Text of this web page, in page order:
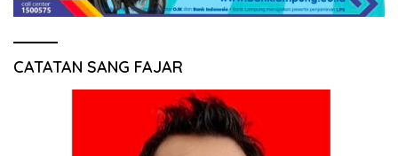
CATATAN SANG FAJAR